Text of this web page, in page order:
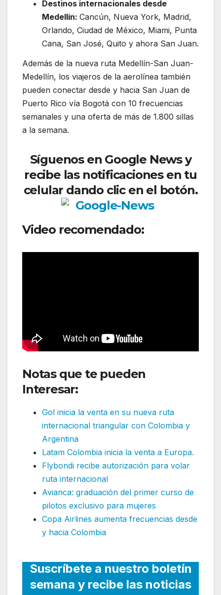
Destinos internacionales desde
Medellín: Cancún, Nueva York, Madrid,
Orlando, Ciudad de México, Miami, Punta
Cana, San José, Quito y ahora San Juan.
Además de la nueva ruta Medellín-San Juan-
Medellín, los viajeros de la aerolínea también
pueden conectar desde y hacia San Juan de
Puerto Rico vía Bogotá con 10 frecuencias
semanales y una oferta de más de 1.800 sillas
a la semana.
Síguenos en Google News y
recibe las notificaciones en tu
celular dando clic en el botón.
Video recomendado:
Notas que te pueden
Interesar:
Gol inicia la venta en su nueva ruta
internacional triangular con Colombia y
Argentina
Latam Colombia inicia la venta a Europa.
Flybondi recibe autorización para volar
ruta internacional
Avianca: graduación del primer curso de
pilotos exclusivo para mujeres
Copa Airlines aumenta frecuencias desde
y hacia Colombia
Suscríbete a nuestro boletín
semana y recibe las noticias